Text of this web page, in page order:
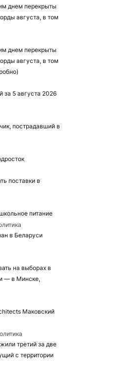
днем перекрыты
августа, в том
днем перекрыты
августа, в том
за 5 августа 2026
пострадавший в
поставки в
питание
в Беларуси
на выборах в
— в Минске,
Маковский
третий за две
с территории